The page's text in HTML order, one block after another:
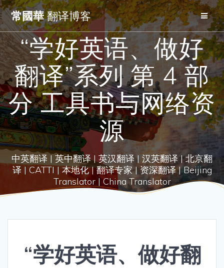
Skip
to
content
常國華翻译博客
“学好英语、做好
翻译”系列 第 4 部
分 工具书与网络资
源
中英翻译 | 英中翻译 | 英汉翻译 | 汉英翻译 | 北京翻
译 | CATTI | 本地化 | 翻译专家 | 资深翻译 | Beijing
Translator | China Translator
“学好英语、做好翻